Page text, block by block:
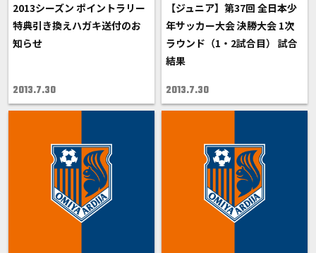
2013シーズン ポイントラリー
特典引き換えハガキ送付のお
知らせ
2013.7.30
【ジュニア】第37回 全日本少
年サッカー大会 決勝大会 1次
ラウンド（1・2試合目） 試合
結果
2013.7.30